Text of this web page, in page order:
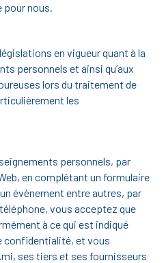
nous.
en vigueur quant à la
personnels et ainsi qu’aux
lors du traitement de
les
personnels, par
en complétant un formulaire
évènement entre autres, par
vous acceptez que
à ce qui est indiqué
confidentialité, et vous
ses tiers et ses fournisseurs